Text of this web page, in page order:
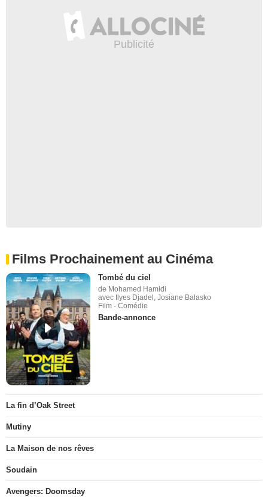
Films Prochainement au Cinéma
Tombé du ciel
de Mohamed Hamidi
avec Ilyes Djadel, Josiane Balasko
Film - Comédie
Bande-annonce
La fin d’Oak Street
Mutiny
La Maison de nos rêves
Soudain
Avengers: Doomsday